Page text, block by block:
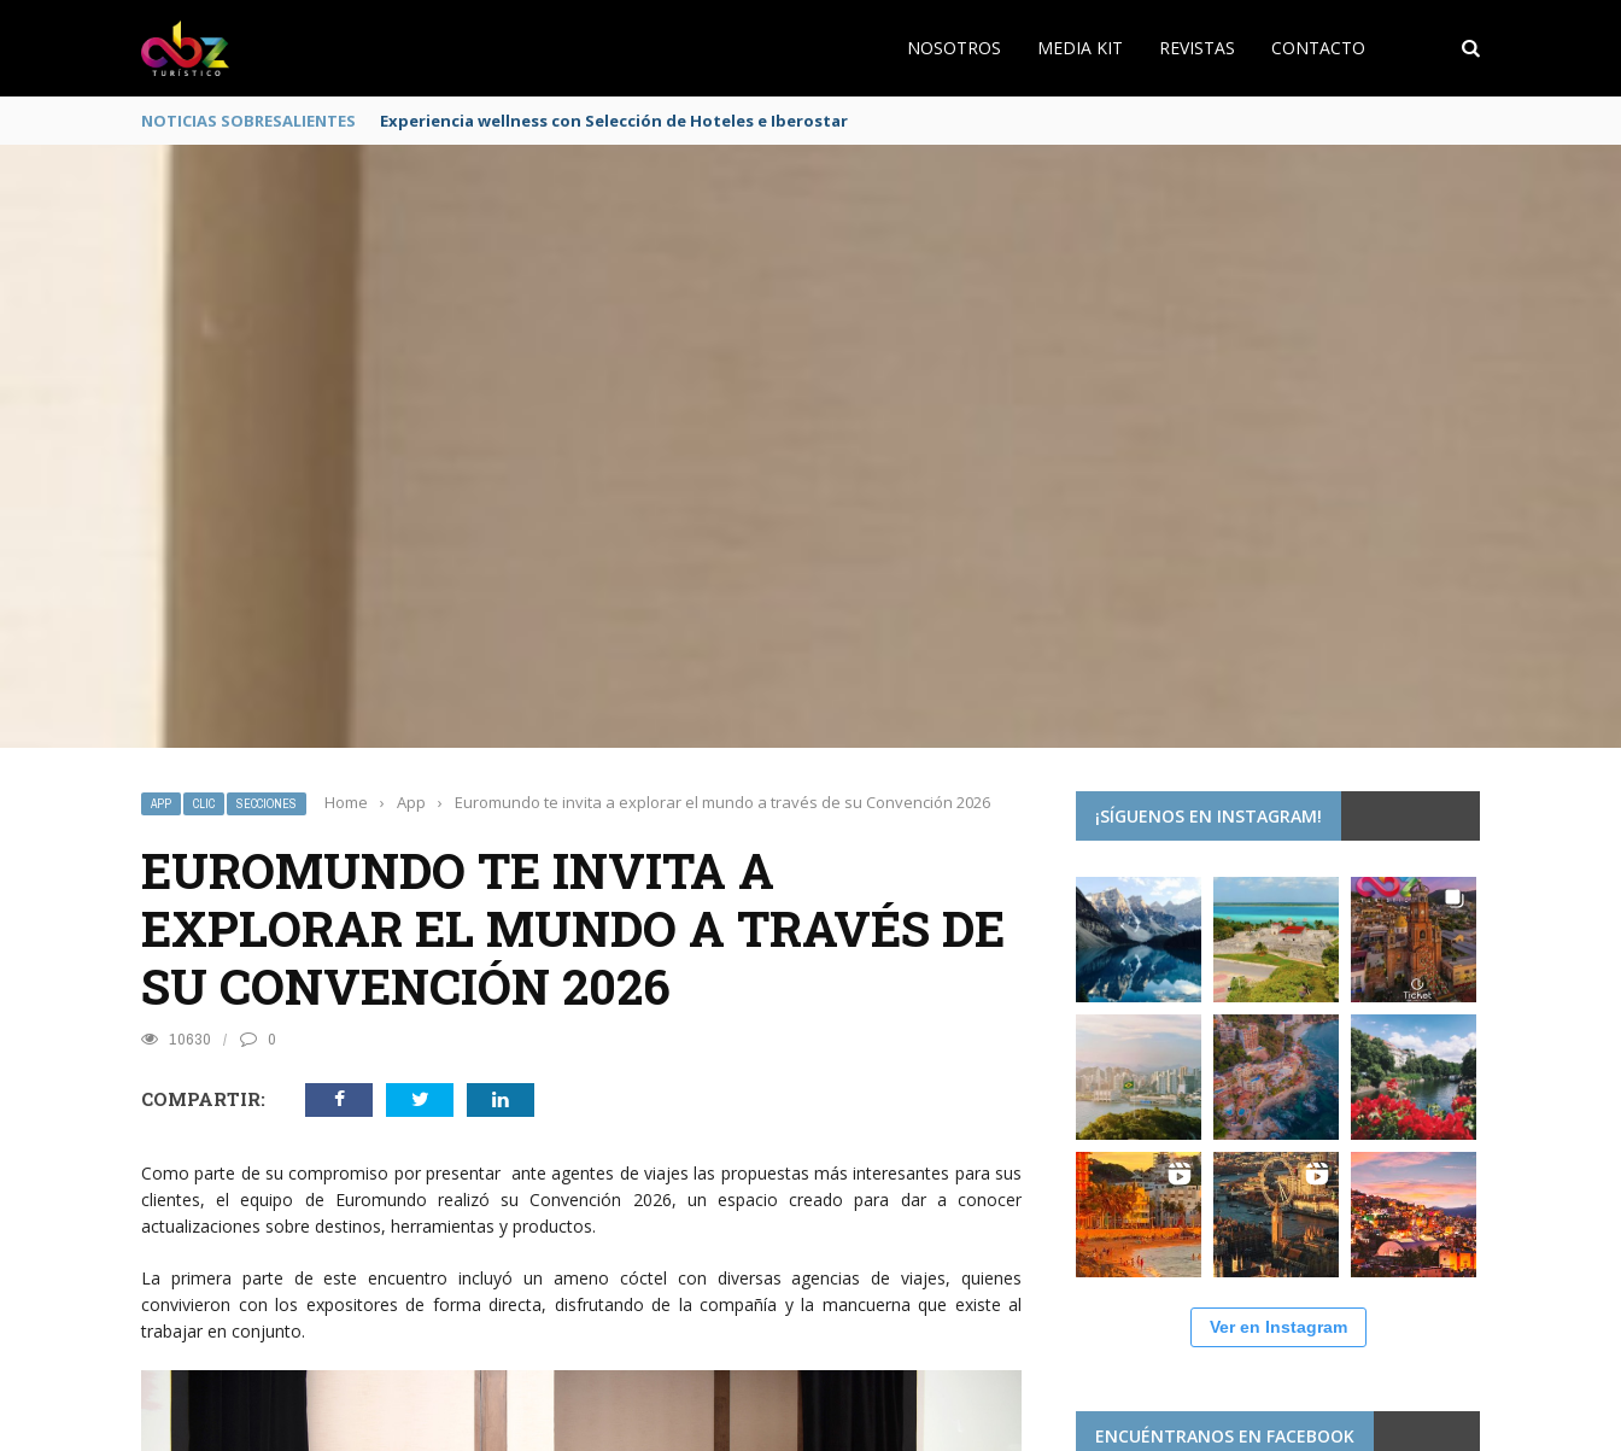
NOSOTROS MEDIA KIT REVISTAS CONTACTO
NOTICIAS SOBRESALIENTES Experiencia wellness con Selección de Hoteles e Iberostar
APP CLIC SECCIONES Home › App › Euromundo te invita a explorar el mundo a través de su Convención 2026
EUROMUNDO TE INVITA A
EXPLORAR EL MUNDO A TRAVÉS DE
SU CONVENCIÓN 2026
10630 0
COMPARTIR:
Como parte de su compromiso por presentar ante agentes de viajes las propuestas más interesantes para sus
clientes, el equipo de Euromundo realizó su Convención 2026, un espacio creado para dar a conocer
actualizaciones sobre destinos, herramientas y productos.
La primera parte de este encuentro incluyó un ameno cóctel con diversas agencias de viajes, quienes
convivieron con los expositores de forma directa, disfrutando de la compañía y la mancuerna que existe al
trabajar en conjunto.
¡SÍGUENOS EN INSTAGRAM!
Ver en Instagram
ENCUÉNTRANOS EN FACEBOOK